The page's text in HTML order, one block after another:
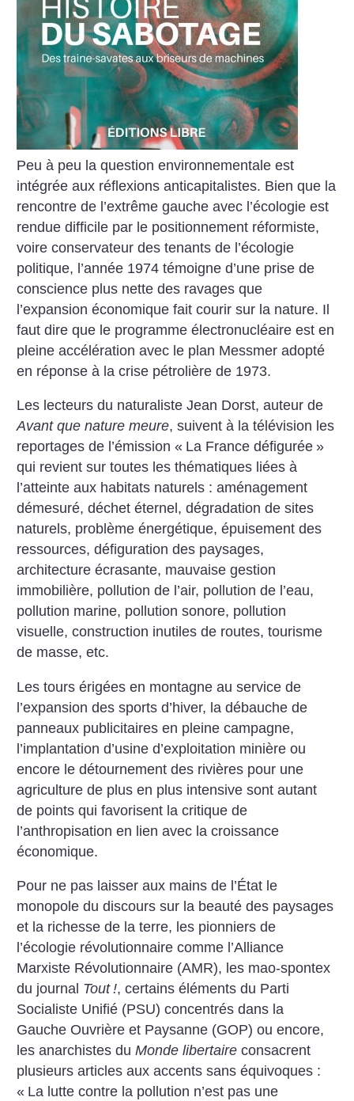
Peu à peu la question environnementale est
intégrée aux réflexions anticapitalistes. Bien que la
rencontre de l’extrême gauche avec l’écologie est
rendue difficile par le positionnement réformiste,
voire conservateur des tenants de l’écologie
politique, l’année 1974 témoigne d’une prise de
conscience plus nette des ravages que
l’expansion économique fait courir sur la nature. Il
faut dire que le programme électronucléaire est en
pleine accélération avec le plan Messmer adopté
en réponse à la crise pétrolière de 1973.
Les lecteurs du naturaliste Jean Dorst, auteur de
Avant que nature meure, suivent à la télévision les
reportages de l’émission « La France défigurée »
qui revient sur toutes les thématiques liées à
l’atteinte aux habitats naturels : aménagement
démesuré, déchet éternel, dégradation de sites
naturels, problème énergétique, épuisement des
ressources, défiguration des paysages,
architecture écrasante, mauvaise gestion
immobilière, pollution de l’air, pollution de l’eau,
pollution marine, pollution sonore, pollution
visuelle, construction inutiles de routes, tourisme
de masse, etc.
Les tours érigées en montagne au service de
l’expansion des sports d’hiver, la débauche de
panneaux publicitaires en pleine campagne,
l’implantation d’usine d’exploitation minière ou
encore le détournement des rivières pour une
agriculture de plus en plus intensive sont autant
de points qui favorisent la critique de
l’anthropisation en lien avec la croissance
économique.
Pour ne pas laisser aux mains de l’État le
monopole du discours sur la beauté des paysages
et la richesse de la terre, les pionniers de
l’écologie révolutionnaire comme l’Alliance
Marxiste Révolutionnaire (AMR), les mao-spontex
du journal Tout !, certains éléments du Parti
Socialiste Unifié (PSU) concentrés dans la
Gauche Ouvrière et Paysanne (GOP) ou encore,
les anarchistes duMonde libertaire consacrent
plusieurs articles aux accents sans équivoques :
« La lutte contre la pollution n’est pas une